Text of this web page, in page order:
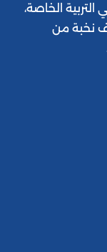
الخاصة،
نخبة من